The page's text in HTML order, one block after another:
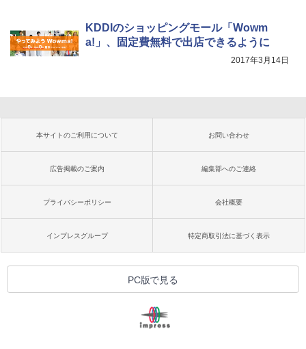
KDDIのショッピングモール「Wowm
a!」、固定費無料で出店できるように
2017年3月14日
本サイトのご利用について お問い合わせ
広告掲載のご案内 編集部へのご連絡
プライバシーポリシー 会社概要
インプレスグループ 特定商取引法に基づく表示
PC版で見る